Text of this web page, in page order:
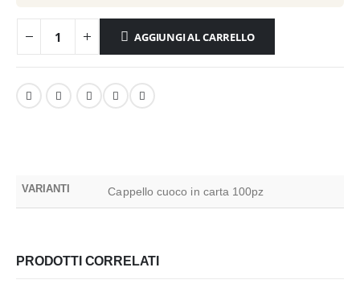
AGGIUNGI AL CARRELLO
VARIANTI Cappello cuoco in carta 100pz
PRODOTTI CORRELATI